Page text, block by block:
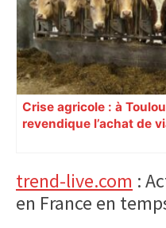
Crise agricole : à
revendique l’achat de
Primary
Sidebar
trend-live.com :
en France en